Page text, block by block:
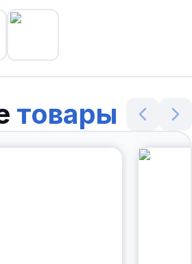
товары